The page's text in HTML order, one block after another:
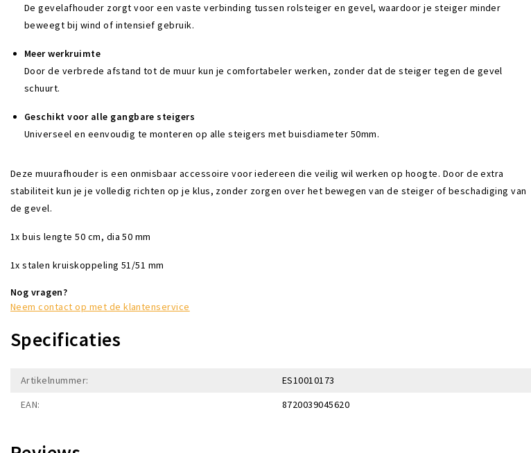
De gevelafhouder zorgt voor een vaste verbinding tussen rolsteiger en gevel, waardoor je steiger minder
beweegt bij wind of intensief gebruik.
Meer werkruimte
Door de verbrede afstand tot de muur kun je comfortabeler werken, zonder dat de steiger tegen de gevel
schuurt.
Geschikt voor alle gangbare steigers
Universeel en eenvoudig te monteren op alle steigers met buisdiameter 50mm.
Deze muurafhouder is een onmisbaar accessoire voor iedereen die veilig wil werken op hoogte. Door de extra
stabiliteit kun je je volledig richten op je klus, zonder zorgen over het bewegen van de steiger of beschadiging van
de gevel.
1x buis lengte 50 cm, dia 50 mm
1x stalen kruiskoppeling 51/51 mm
Nog vragen?
Neem contact op met de klantenservice
Specificaties
Artikelnummer:
ES10010173
EAN:
8720039045620